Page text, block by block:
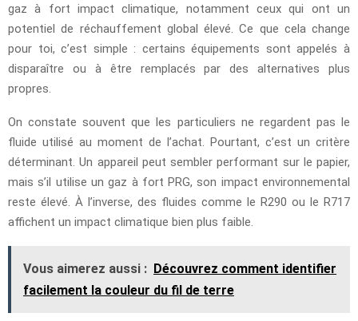
gaz à fort impact climatique, notamment ceux qui ont un
potentiel de réchauffement global élevé. Ce que cela change
pour toi, c’est simple : certains équipements sont appelés à
disparaître ou à être remplacés par des alternatives plus
propres.
On constate souvent que les particuliers ne regardent pas le
fluide utilisé au moment de l’achat. Pourtant, c’est un critère
déterminant. Un appareil peut sembler performant sur le papier,
mais s’il utilise un gaz à fort PRG, son impact environnemental
reste élevé. À l’inverse, des fluides comme le R290 ou le R717
affichent un impact climatique bien plus faible.
Vous aimerez aussi : Découvrez comment identifier
facilement la couleur du fil de terre